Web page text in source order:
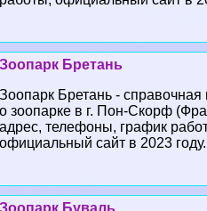
Зоопарк Бретань
Зоопарк Бретань -
о зоопарке в г. Пон-Скорф
адрес, телефоны, график
официальный сайт в 2023